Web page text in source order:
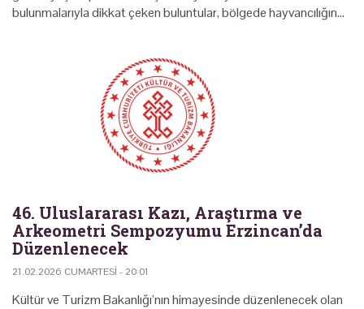
bulunmalarıyla dikkat çeken buluntular, bölgede hayvancılığın…
46. Uluslararası Kazı, Araştırma ve
Arkeometri Sempozyumu Erzincan’da
Düzenlenecek
21.02.2026 CUMARTESI - 20:01
Kültür ve Turizm Bakanlığı’nın himayesinde düzenlenecek olan